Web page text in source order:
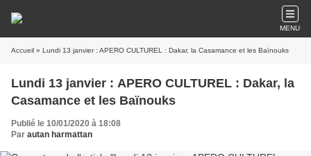
MENU
Accueil » Lundi 13 janvier : APERO CULTUREL : Dakar, la Casamance et les Baïnouks
Lundi 13 janvier : APERO CULTUREL : Dakar, la
Casamance et les Baïnouks
Publié le 10/01/2020 à 18:08
Par autan harmattan